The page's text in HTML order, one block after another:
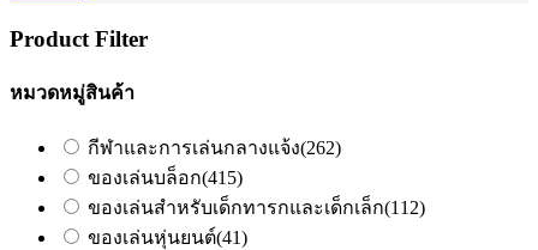
Product Filter
หมวดหมู่สินค้า
กีฬาและการเล่นกลางแจ้ง(262)
ของเล่นบล็อก(415)
ของเล่นสำหรับเด็กทารกและเด็กเล็ก(112)
ของเล่นหุ่นยนต์(41)